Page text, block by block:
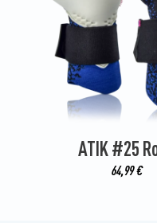
ATIK #25
64,99€